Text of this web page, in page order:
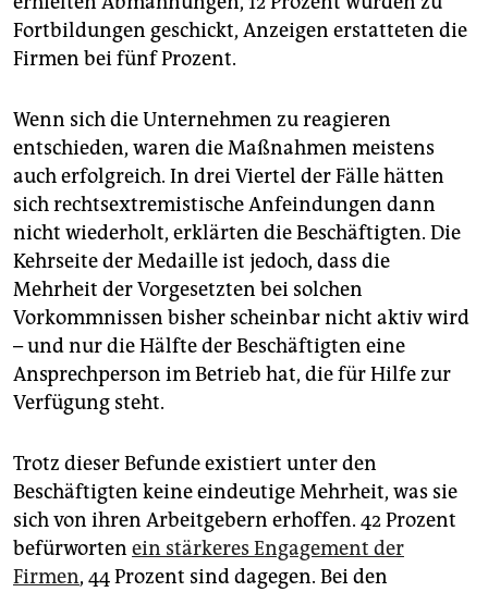
Fortbildungen geschickt, Anzeigen erstatteten die
Firmen bei fünf Prozent.
Wenn sich die Unternehmen zu reagieren
entschieden, waren die Maßnahmen meistens
auch erfolgreich. In drei Viertel der Fälle hätten
sich rechtsextremistische Anfeindungen dann
nicht wiederholt, erklärten die Beschäftigten. Die
Kehrseite der Medaille ist jedoch, dass die
Mehrheit der Vorgesetzten bei solchen
Vorkommnissen bisher scheinbar nicht aktiv wird
– und nur die Hälfte der Beschäftigten eine
Ansprechperson im Betrieb hat, die für Hilfe zur
Verfügung steht.
Trotz dieser Befunde existiert unter den
Beschäftigten keine eindeutige Mehrheit, was sie
sich von ihren Arbeitgebern erhoffen. 42 Prozent
befürworten ein stärkeres Engagement der
Firmen, 44 Prozent sind dagegen. Bei den